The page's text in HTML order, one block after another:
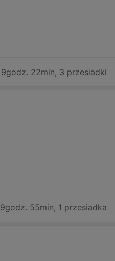
9godz. 22min, 3 przesiadki
9godz. 55min, 1 przesiadka